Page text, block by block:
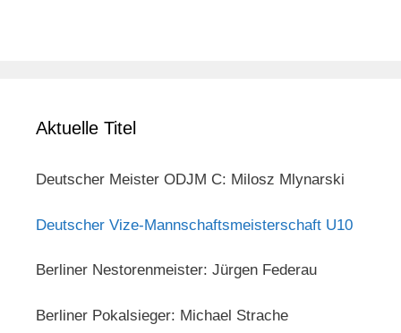
Aktuelle Titel
Deutscher Meister ODJM C: Milosz Mlynarski
Deutscher Vize-Mannschaftsmeisterschaft U10
Berliner Nestorenmeister: Jürgen Federau
Berliner Pokalsieger: Michael Strache